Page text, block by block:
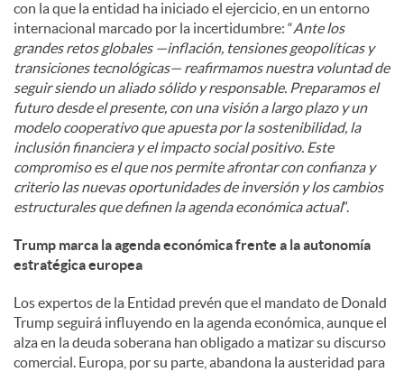
con la que la entidad ha iniciado el ejercicio, en un entorno
internacional marcado por la incertidumbre: “Ante los
grandes retos globales —inflación, tensiones geopolíticas y
transiciones tecnológicas— reafirmamos nuestra voluntad de
seguir siendo un aliado sólido y responsable. Preparamos el
futuro desde el presente, con una visión a largo plazo y un
modelo cooperativo que apuesta por la sostenibilidad, la
inclusión financiera y el impacto social positivo. Este
compromiso es el que nos permite afrontar con confianza y
criterio las nuevas oportunidades de inversión y los cambios
estructurales que definen la agenda económica actual”.
Trump marca la agenda económica frente a la autonomía
estratégica europea
Los expertos de la Entidad prevén que el mandato de Donald
Trump seguirá influyendo en la agenda económica, aunque el
alza en la deuda soberana han obligado a matizar su discurso
comercial. Europa, por su parte, abandona la austeridad para